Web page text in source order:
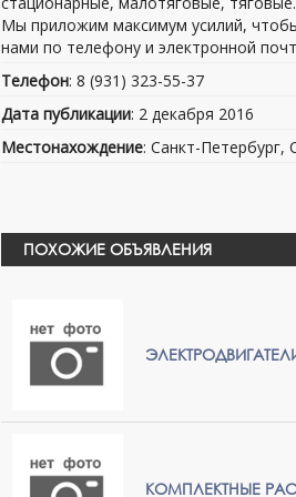
Мы приложим максимум усилий,
нами по телефону и электронной
Телефон: 8 (931) 323-55-37
Дата публикации: 2 декабря 2016
Местонахождение: Санкт-Петербург,
ПОХОЖИЕ ОБЪЯВЛЕНИЯ
КОМПЛЕКТНЫЕ